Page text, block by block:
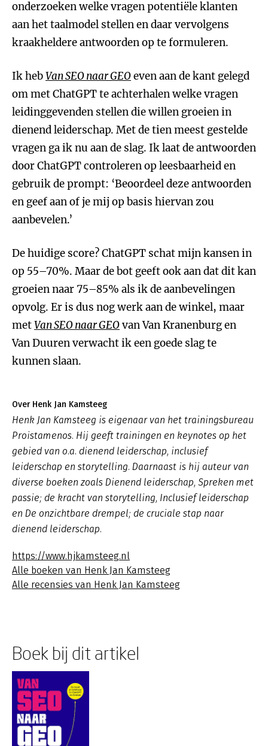
onderzoeken welke vragen potentiële klanten
aan het taalmodel stellen en daar vervolgens
kraakheldere antwoorden op te formuleren.
Ik hebVan SEO naar GEOeven aan de kant gelegd
om met ChatGPT te achterhalen welke vragen
leidinggevenden stellen die willen groeien in
dienend leiderschap. Met de tien meest gestelde
vragen ga ik nu aan de slag. Ik laat de antwoorden
door ChatGPT controleren op leesbaarheid en
gebruik de prompt: ‘Beoordeel deze antwoorden
en geef aan of je mij op basis hiervan zou
aanbevelen.’
De huidige score? ChatGPT schat mijn kansen in
op 55–70%. Maar de bot geeft ook aan dat dit kan
groeien naar 75–85% als ik de aanbevelingen
opvolg. Er is dus nog werk aan de winkel, maar
metVan SEO naar GEOvan Van Kranenburg en
Van Duuren verwacht ik een goede slag te
kunnen slaan.
Over Henk Jan Kamsteeg
Henk Jan Kamsteeg is eigenaar van het trainingsbureau
Proistamenos. Hij geeft trainingen en keynotes op het
gebied van o.a. dienend leiderschap, inclusief
leiderschap en storytelling. Daarnaast is hij auteur van
diverse boeken zoals Dienend leiderschap, Spreken met
passie; de kracht van storytelling, Inclusief leiderschap
en De onzichtbare drempel; de cruciale stap naar
dienend leiderschap.
https://www.hjkamsteeg.nl
Alle boeken van Henk Jan Kamsteeg
Alle recensies van Henk Jan Kamsteeg
Boek bij dit artikel